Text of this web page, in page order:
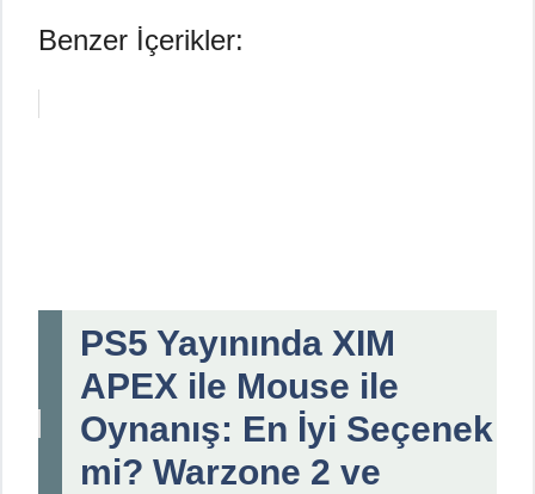
Benzer İçerikler:
PS5 Yayınında XIM
APEX ile Mouse ile
Oynanış: En İyi Seçenek
mi? Warzone 2 ve